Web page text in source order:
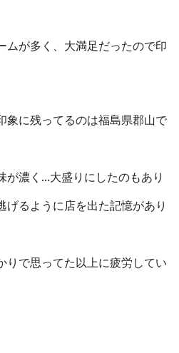
ムが多く、大満足だったので印
象に残ってるのは福島県郡山で
が濃く…大盛りにしたのもあり
げるように店を出た記憶があり
りで思ってた以上に疲労してい